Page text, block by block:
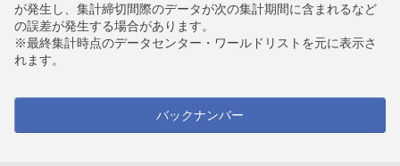
が発生し、集計締切間際のデータが次の集計期間に含まれるなど
の誤差が発生する場合があります。
※最終集計時点のデータセンター・ワールドリストを元に表示さ
れます。
バックナンバー